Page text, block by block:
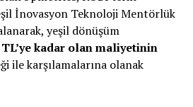
İnovasyon Teknoloji Mentörlük
yeşil dönüşüm
TL’ye kadar olan maliyetinin
ile karşılamalarına olanak